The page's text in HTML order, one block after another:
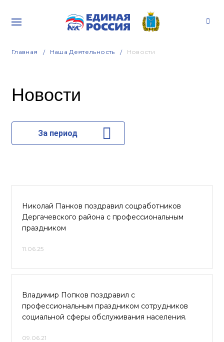
Главная Наша Деятельность Новости
Новости
За период
Николай Панков поздравил соцработников
Дергачевского района с профессиональным
праздником
11.06.25
Владимир Попков поздравил с
профессиональным праздником сотрудников
социальной сферы обслуживания населения.
09.06.21